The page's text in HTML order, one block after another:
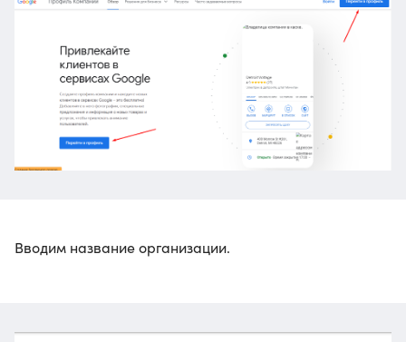
Вводим название организации.